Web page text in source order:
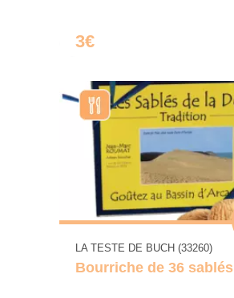
3€
LA TESTE DE BUCH (33260)
Bourriche de 36 sablés